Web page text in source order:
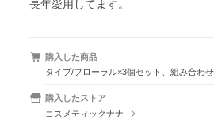
長年愛用してます。
購入した商品
タイプ/フローラル×3個セット、組み合わ
購入したストア
コスメティックナナ